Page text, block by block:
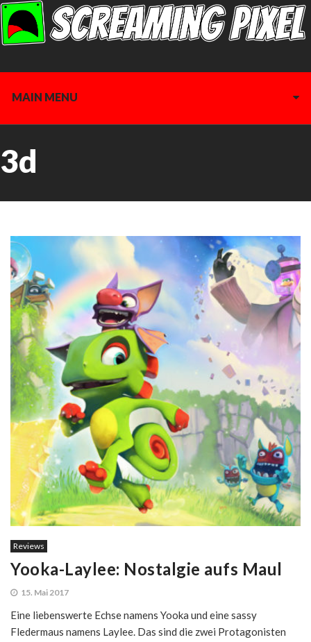
MAIN MENU
3d
Reviews
Yooka-Laylee: Nostalgie aufs Maul
15. Mai 2017
Eine liebenswerte Echse namens Yooka und eine sassy
Fledermaus namens Laylee. Das sind die zwei Protagonisten